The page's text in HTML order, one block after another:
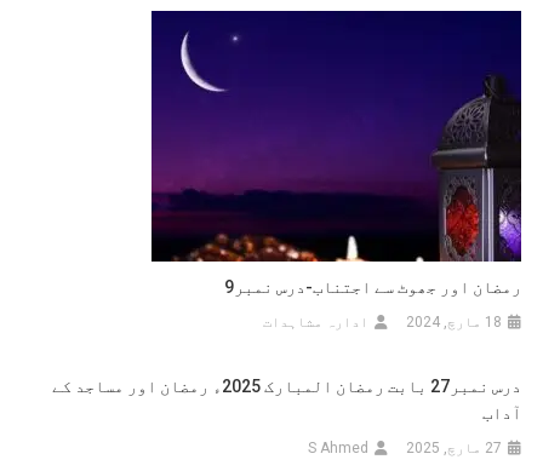
رمضان اور جھوٹ سے اجتناب-درس نمبر9
18 مارچ, 2024 ادارہ مشاہدات
درس نمبر27 بابت رمضان المبارک 2025ء رمضان اور مساجد کے
آداب
27 مارچ, 2025 S Ahmed